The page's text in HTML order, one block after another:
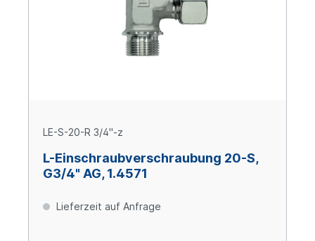
LE-S-20-R 3/4"-z
L-Einschraubverschraubung 20-S,
G3/4" AG, 1.4571
Lieferzeit auf Anfrage